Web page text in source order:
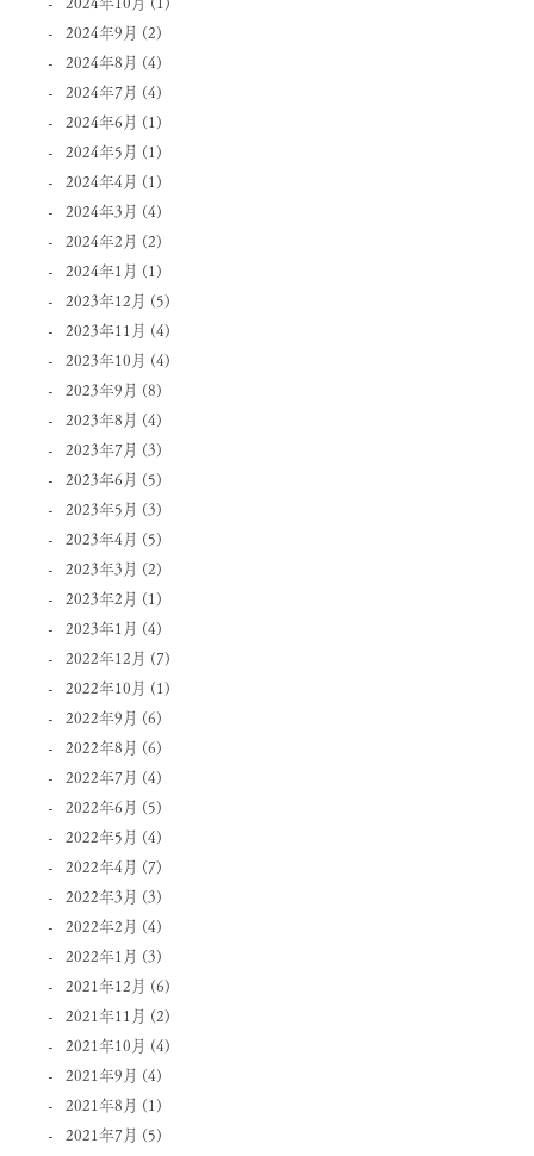
2024年9月 (2)
2024年8月 (4)
2024年7月 (4)
2024年6月 (1)
2024年5月 (1)
2024年4月 (1)
2024年3月 (4)
2024年2月 (2)
2024年1月 (1)
2023年12月 (5)
2023年11月 (4)
2023年10月 (4)
2023年9月 (8)
2023年8月 (4)
2023年7月 (3)
2023年6月 (5)
2023年5月 (3)
2023年4月 (5)
2023年3月 (2)
2023年2月 (1)
2023年1月 (4)
2022年12月 (7)
2022年10月 (1)
2022年9月 (6)
2022年8月 (6)
2022年7月 (4)
2022年6月 (5)
2022年5月 (4)
2022年4月 (7)
2022年3月 (3)
2022年2月 (4)
2022年1月 (3)
2021年12月 (6)
2021年11月 (2)
2021年10月 (4)
2021年9月 (4)
2021年8月 (1)
2021年7月 (5)